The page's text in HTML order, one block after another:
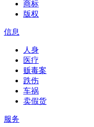
商标
版权
信息
人身
医疗
贩毒案
跌伤
车祸
卖假货
服务